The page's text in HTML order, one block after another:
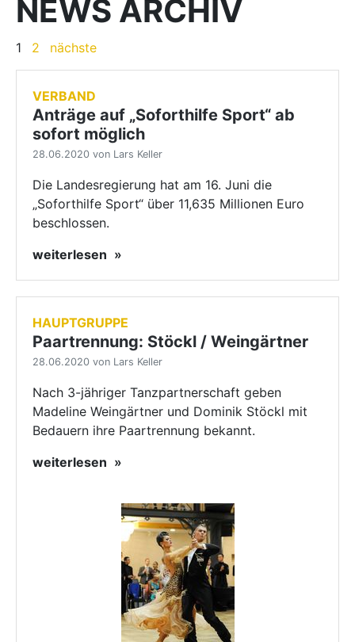
NEWS ARCHIV
1 2 nächste
VERBAND
Anträge auf „Soforthilfe Sport“ ab
sofort möglich
28.06.2020 von Lars Keller
Die Landesregierung hat am 16. Juni die
„Soforthilfe Sport“ über 11,635 Millionen Euro
beschlossen.
weiterlesen
HAUPTGRUPPE
Paartrennung: Stöckl / Weingärtner
28.06.2020 von Lars Keller
Nach 3-jähriger Tanzpartnerschaft geben
Madeline Weingärtner und Dominik Stöckl mit
Bedauern ihre Paartrennung bekannt.
weiterlesen